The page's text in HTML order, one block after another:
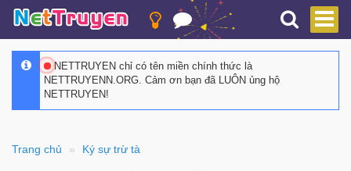
NETTRUYEN chỉ có tên miền chính thức là
NETTRUYENN.ORG. Cảm ơn bạn đã LUÔN ủng hộ
NETTRUYEN!
Trang chủ Ký sự trừ tà